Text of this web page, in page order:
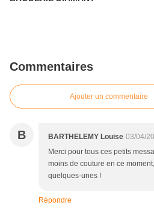
Commentaires
Ajouter un commentaire
B BARTHELEMY Louise 03/04/
Merci pour tous ces petits
moins de couture en ce
quelques-unes !
Répondre